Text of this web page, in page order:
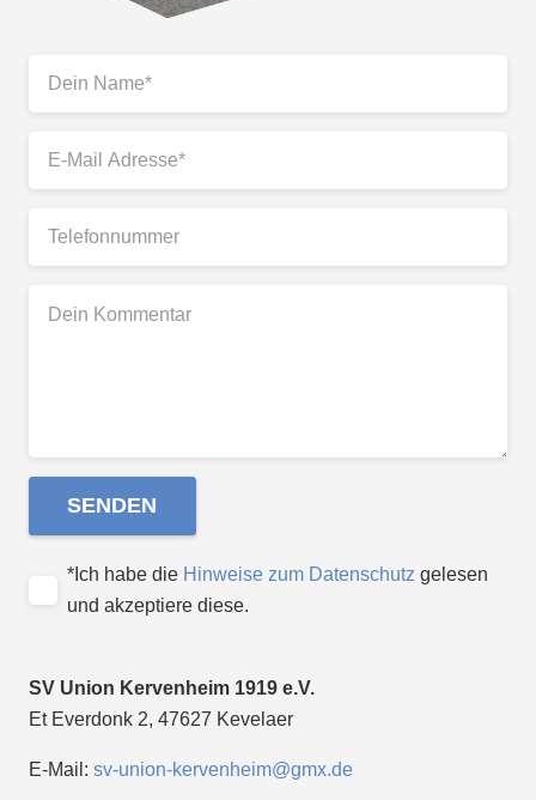
*Ich habe die Hinweise zum Datenschutz gelesen
und akzeptiere diese.
SV Union Kervenheim 1919 e.V.
Et Everdonk 2, 47627 Kevelaer
E-Mail: sv-union-kervenheim@gmx.de